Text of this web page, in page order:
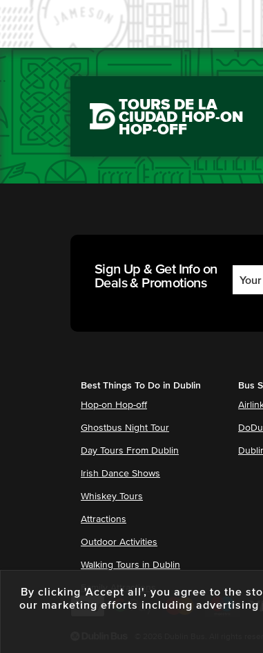
TOURS DE LA
CIUDAD HOP-ON
HOP-OFF
Sign Up & Get Info on
Deals & Promotions
Best Things To Do in Dublin
Hop-on Hop-off
Ghostbus Night Tour
Day Tours From Dublin
Irish Dance Shows
Whiskey Tours
Attractions
Outdoor Activities
Walking Tours in Dublin
Family Attractions
Bus
By clicking 'Accept all', you agree to the
our marketing efforts including advertising